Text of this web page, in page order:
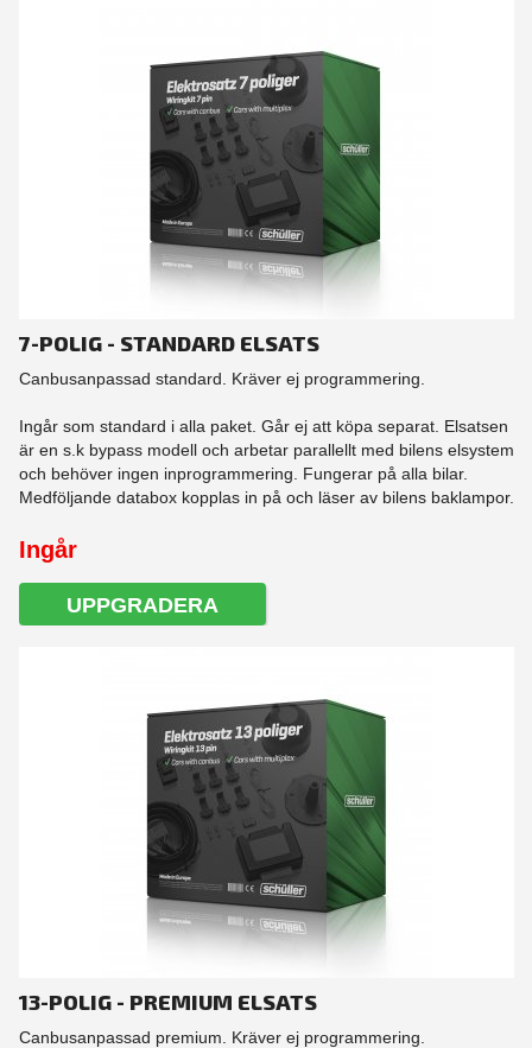
7-POLIG - STANDARD ELSATS
Canbusanpassad standard. Kräver ej programmering.
Ingår som standard i alla paket. Går ej att köpa separat. Elsatsen
är en s.k bypass modell och arbetar parallellt med bilens elsystem
och behöver ingen inprogrammering. Fungerar på alla bilar.
Medföljande databox kopplas in på och läser av bilens baklampor.
Ingår
UPPGRADERA
13-POLIG - PREMIUM ELSATS
Canbusanpassad premium. Kräver ej programmering.